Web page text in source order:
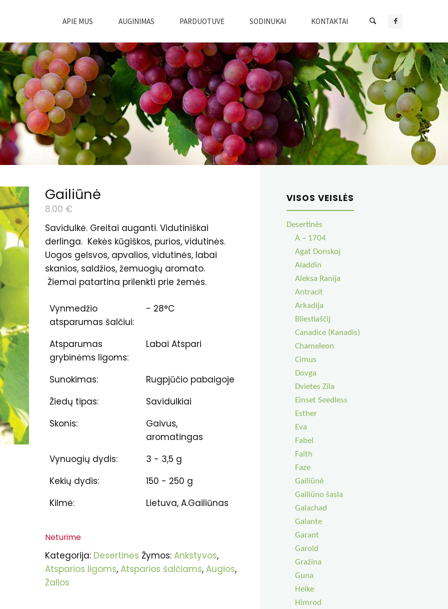
APIE MUS AUGINIMAS PARDUOTUVĖ SODINUKAI KONTAKTAI
Gailiūnė
8.00 €
Savidulkė. Greitai auganti. Vidutiniškai
derlinga. Kekės kūgiškos, purios, vidutinės.
Uogos gelsvos, apvalios, vidutinės, labai
skanios, saldžios, žemuogių aromato.
Žiemai patartina prilenkti prie žemės.
Vynmedžio
atsparumas šalčiui:
- 28°C
Atsparumas
grybinėms ligoms:
Labai Atspari
Sunokimas:
Rugpjūčio pabaigoje
Žiedų tipas:
Savidulkiai
Skonis:
Gaivus,
aromatingas
Vynuogių dydis:
3 - 3,5 g
Kekių dydis:
150 - 250 g
Kilmė:
Lietuva, A.Gailiūnas
Neturime
Kategorija: Desertinės Žymos:Ankstyvos,
Atsparios ligoms,Atsparios šalčiams,Augios,
Žalios
VISOS VEISLĖS
Desertinės
A – 1704
Agat Donskoj
Aladdin
Aleksa Ranija
Antracit
Arkadija
Bliestiaščij
Canadice (Kanadis)
Chameleon
Cimus
Dovga
Dvietes Zila
Einset Seedless
Esther
Eva
Fabel
Faith
Faze
Gailiūnė
Gailiūno šasla
Galachad
Galante
Garant
Garold
Gražina
Guna
Heike
Himrod